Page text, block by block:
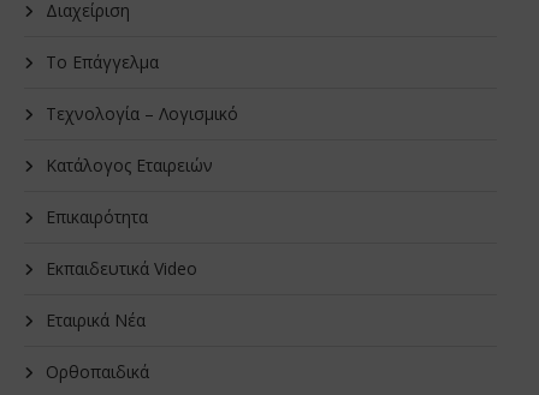
Διαχείριση
Το Επάγγελμα
Τεχνολογία – Λογισμικό
Κατάλογος Εταιρειών
Επικαιρότητα
Εκπαιδευτικά Video
Εταιρικά Νέα
Oρθοπαιδικά